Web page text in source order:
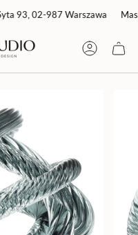
93, 02-987 Warszawa
Konto